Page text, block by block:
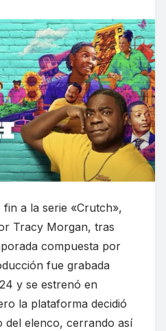
a la serie «Crutch»,
Tracy Morgan, tras
compuesta por
fue grabada
y se estrenó en
la plataforma decidió
elenco, cerrando así